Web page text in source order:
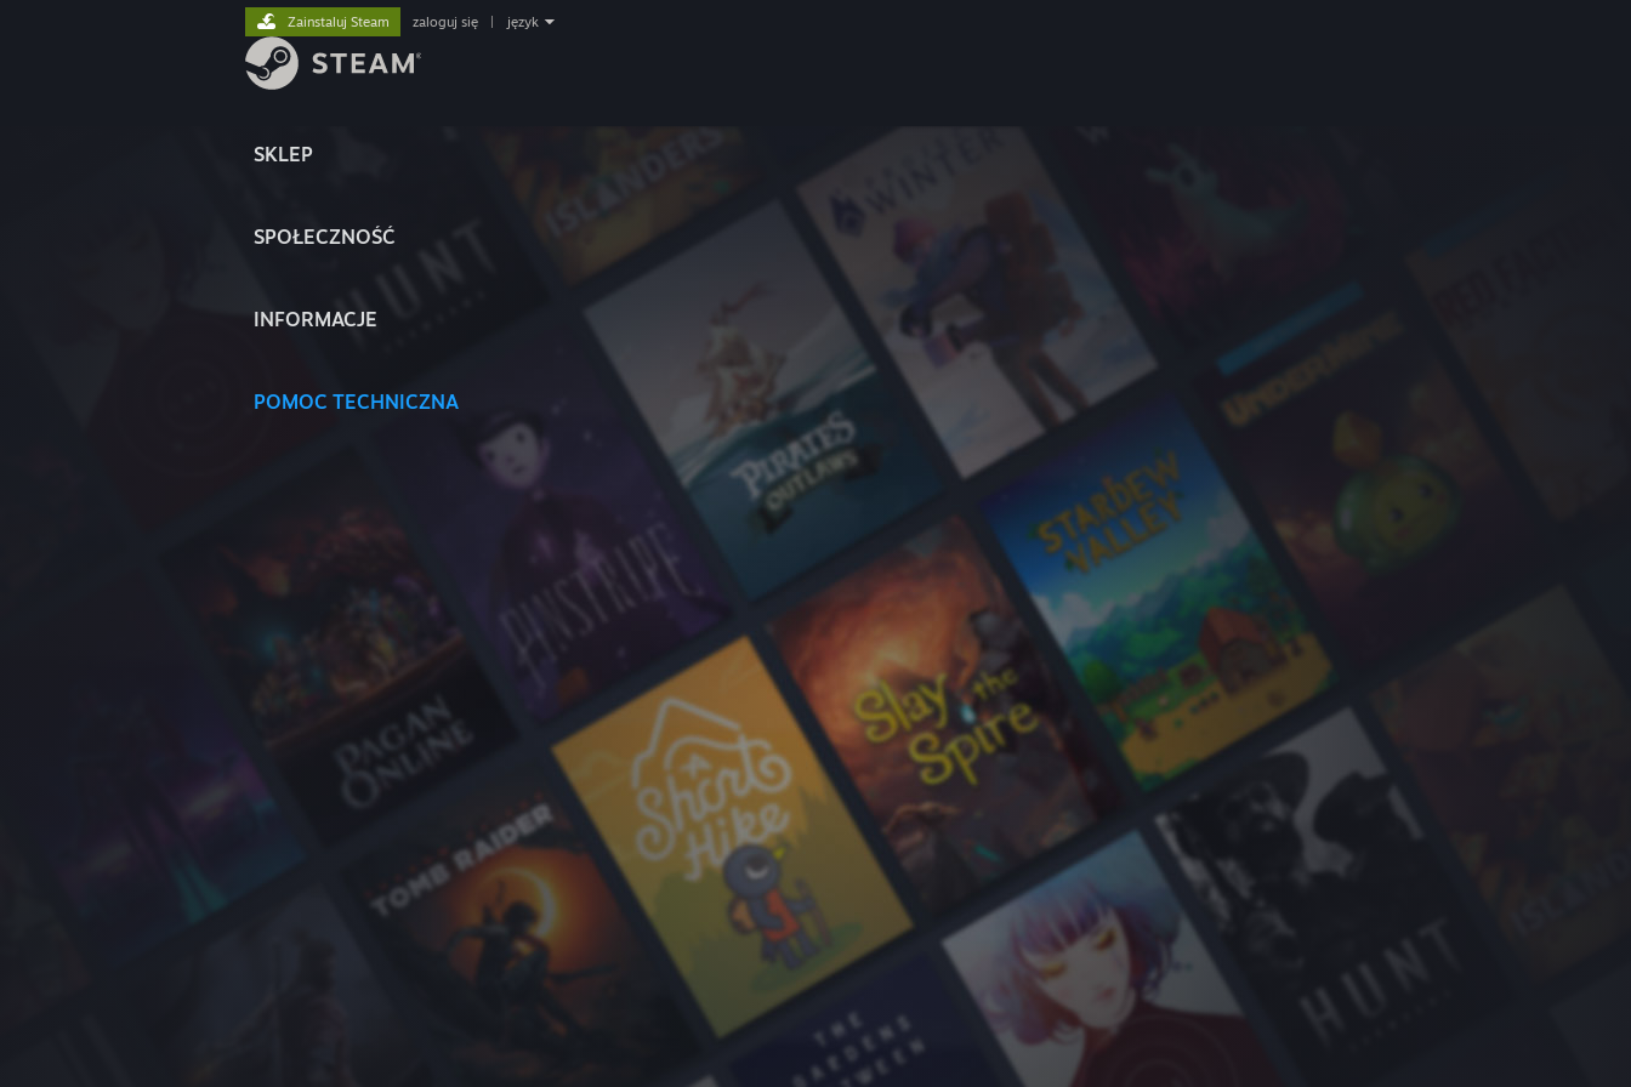
SKLEP
SPOŁECZNOŚĆ
INFORMACJE
POMOC TECHNICZNA
Zainstaluj Steam zaloguj się język